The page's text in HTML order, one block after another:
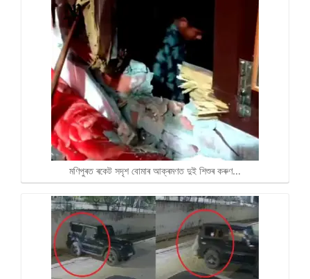
মণিপুৰত ৰকেট সদৃশ বোমাৰ আক্ৰমণত দুই শিশুৰ কৰুণ…